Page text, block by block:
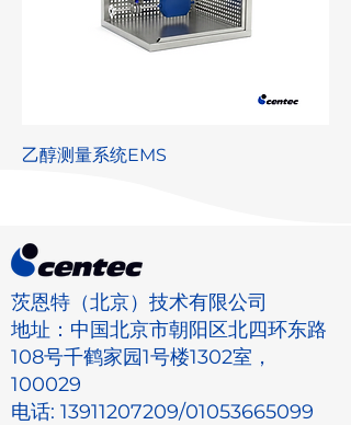
乙醇测量系统EMS
茨恩特（北京）技术有限公司
地址：中国北京市朝阳区北四环东路
108号千鹤家园1号楼1302室，
100029
电话: 13911207209/01053665099